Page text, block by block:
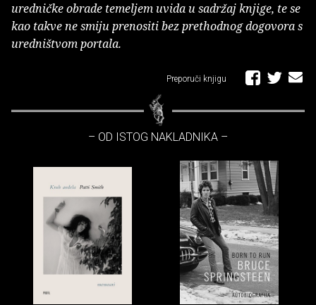
uredničke obrade temeljem uvida u sadržaj knjige, te se
kao takve ne smiju prenositi bez prethodnog dogovora s
uredništvom portala.
Preporuči knjigu
– OD ISTOG NAKLADNIKA –